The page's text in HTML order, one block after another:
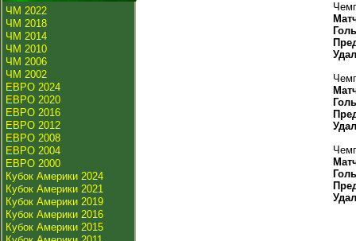
ЧМ 2022
ЧМ 2018
ЧМ 2014
ЧМ 2010
ЧМ 2006
ЧМ 2002
ЕВРО 2024
ЕВРО 2020
ЕВРО 2016
ЕВРО 2012
ЕВРО 2008
ЕВРО 2004
ЕВРО 2000
Кубок Америки 2024
Кубок Америки 2021
Кубок Америки 2019
Кубок Америки 2016
Кубок Америки 2015